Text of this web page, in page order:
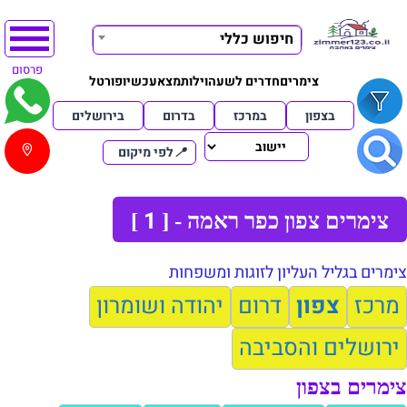
חיפוש כללי
צימריםחדרים לשעהוילותמצאעכשיופורטל
פרסום
בצפון במרכז בדרום
בירושלים
📍לפי מיקום
צימרים צפון כפר ראמה - [ 1
]
צימרים בגליל העליון לזוגות ומשפחות
מרכז צפון דרום יהודה ושומרון
ירושלים והסביבה
צימרים בצפון